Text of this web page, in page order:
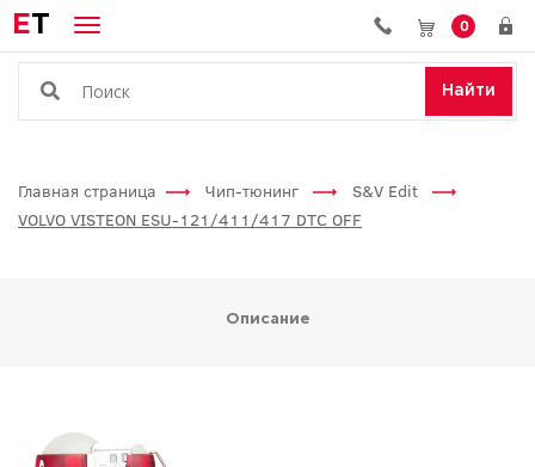
ET 0
Найти
Главная страница Чип-тюнинг
S&V Edit
VOLVO VISTEON ESU-121/411/417 DTC OFF
Описание